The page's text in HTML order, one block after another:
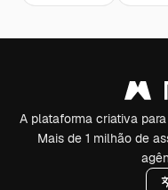
A plataforma criativa
Mais de 1 milhão de